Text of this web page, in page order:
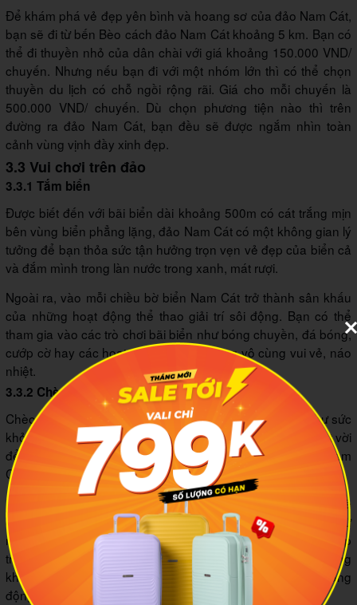
Để khám phá vẻ đẹp yên bình và hoang sơ của đảo Nam Cát,
bạn sẽ đi từ bến Bèo cách đảo Nam Cát khoảng 5 km. Bạn có
thể đi thuyền nhỏ của dân chài với giá khoảng 150.000 VND/
chuyến. Nhưng nếu bạn đi với một nhóm lớn thì có thể chọn
thuyền du lịch có chỗ ngồi rộng rãi. Giá cho mỗi chuyến là
500.000 VND/ chuyến. Dù chọn phương tiện nào thì trên
đường ra đảo Nam Cát, bạn đều sẽ được ngắm nhìn toàn
cảnh vùng vịnh đầy xinh đẹp.
3.3 Vui chơi trên đảo
3.3.1 Tắm biển
Được biết đến với bãi biển dài khoảng 500m có cát trắng mịn
bên vùng biển phẳng lặng, đảo Nam Cát có một không gian lý
tưởng để bạn thỏa sức tận hưởng trọn vẹn vẻ đẹp của biển cả
và đắm mình trong làn nước trong xanh, mát rượi.
Ngoài ra, vào mỗi chiều bờ biển Nam Cát trở thành sân khấu
của những hoạt động thể thao giải trí sôi động. Bạn có thể
tham gia vào các trò chơi bãi biển như bóng chuyền, đá bóng,
cướp cờ hay các hoạt động team building vô cùng vui vẻ, náo
nhiệt.
3.3.2 Chèo kayak
Chèo kayak không chỉ là cơ hội để luyện tập thể chất như sức
khỏe, độ bền bỉ và sự dẻo dai mà còn mang lại cơ hội tuyệt vời
để bạn khám phá vẻ đẹp yên bình và quyến rũ của đảo Nam
Cát từ một góc nhìn khác biệt.
Khi bạn chèo thuyền trên những làn nước trong xanh, bạn sẽ
có dịp ngắm nhìn cảnh quan hùng vĩ của đảo Nam Cát, từ
những bãi biển cát trắng mịn cho đến những rặng núi trập
trùng xanh ngắt. Kayak cũng cho phép bạn tiếp cận những
khu vực khó có thể đến bằng cách khác như những hang
động nhỏ hoặc khu vực nước nông gần bờ.